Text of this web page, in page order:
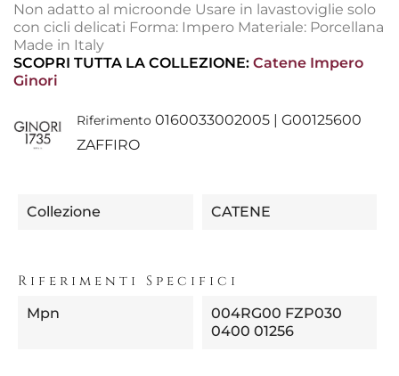
Non adatto al microonde Usare in lavastoviglie solo
con cicli delicati Forma: Impero Materiale: Porcellana
Made in Italy
SCOPRI TUTTA LA COLLEZIONE: Catene Impero
Ginori
Riferimento 0160033002005 | G00125600
ZAFFIRO
Collezione CATENE
Riferimenti Specifici
Mpn
004RG00 FZP030
0400 01256